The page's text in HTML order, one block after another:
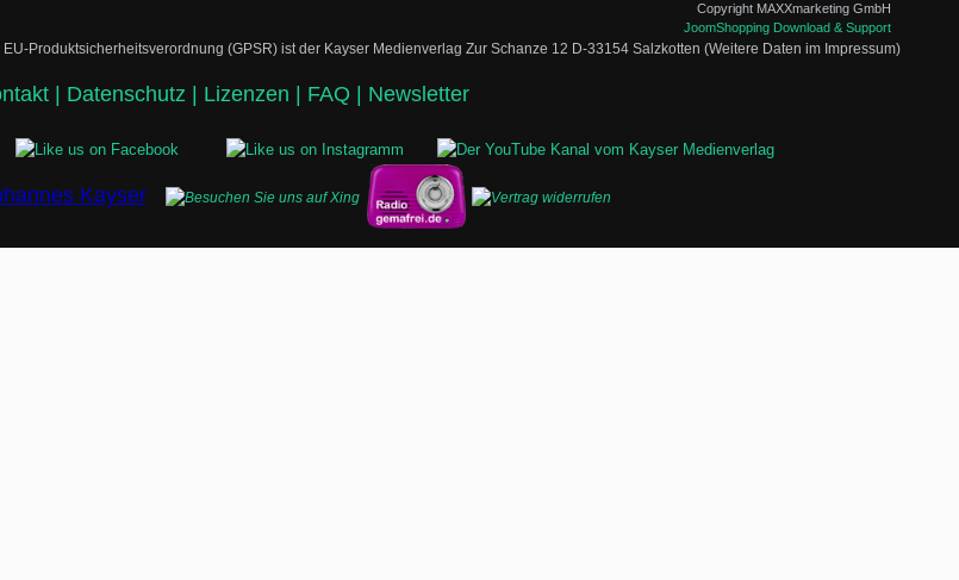
Copyright MAXXmarketing GmbH
JoomShopping Download & Support
Produktsicherheitsverordnung (GPSR) ist der Kayser Medienverlag Zur Schanze 12 D-33154 Salzkotten (Weitere Daten im Impressum)
| Datenschutz | Lizenzen | FAQ | Newsletter